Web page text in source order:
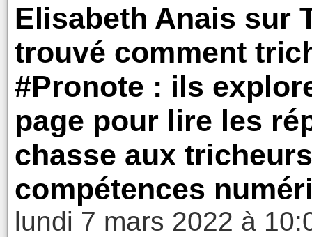
Elisabeth Anais sur
trouvé comment
#Pronote : ils
page pour lire les
chasse aux
compétences
lundi 7 mars 2022 à